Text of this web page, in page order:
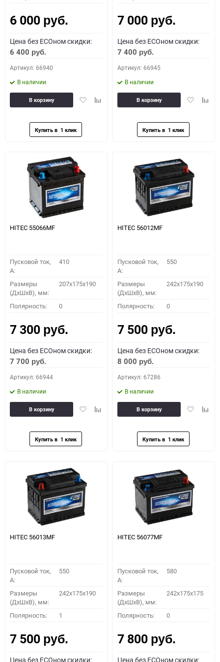
6 000 руб.
Цена без ECOном скидки:
6 400 руб.
Артикул: 66940
В наличии
ДобавитьДобавить
В корзину
7 000 руб.
Цена без ECOном скидки:
7 400 руб.
Артикул: 66945
В наличии
Добавить
В корзину
HITEC 55066MF
Пусковой ток,
A:
410
Размеры
(ДхШхВ), мм:
207x175x190
Полярность: 0
7 300 руб.
Цена без ECOном скидки:
7 700 руб.
Артикул: 66944
В наличии
ДобавитьДобавить
В корзину
HITEC 56012MF
Пусковой ток,
A:
550
Размеры
(ДхШхВ), мм:
242x175x190
Полярность: 0
7 500 руб.
Цена без ECOном скидки:
8 000 руб.
Артикул: 67286
В наличии
Добавить
В корзину
HITEC 56013MF
Пусковой ток,
A:
550
Размеры
(ДхШхВ), мм:
242x175x190
Полярность: 1
7 500 руб.
Цена без ECOном скидки:
HITEC 56077MF
Пусковой ток,
A:
580
Размеры
(ДхШхВ), мм:
242x175x175
Полярность: 0
7 800 руб.
Цена без ECOном скидки: